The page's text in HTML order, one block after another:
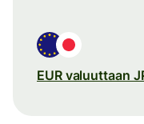
EUR valuuttaan